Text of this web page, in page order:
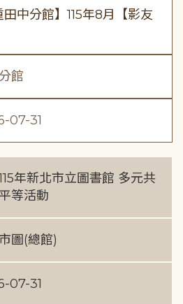
田中分館】115年8月【影友
館
07-31
年新北市立圖書館 多元共
等活動
圖(總館)
07-31